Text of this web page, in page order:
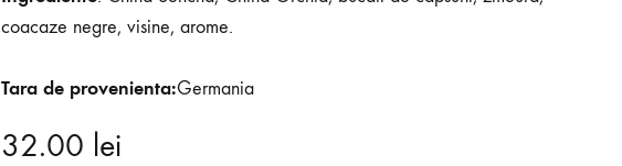
CEAI MATCHA
HERB & SPICE TEA BLEND
coacaze negre, visine, arome.
Tara de provenienta:Germania
32.00 lei